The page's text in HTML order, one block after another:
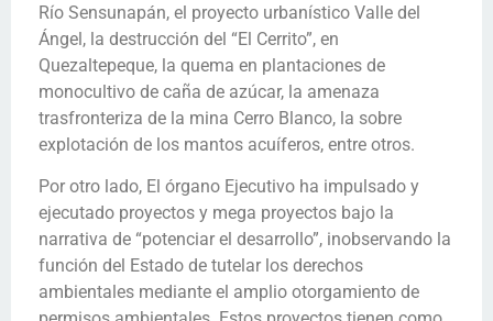
Río Sensunapán, el proyecto urbanístico Valle del
Ángel, la destrucción del “El Cerrito”, en
Quezaltepeque, la quema en plantaciones de
monocultivo de caña de azúcar, la amenaza
trasfronteriza de la mina Cerro Blanco, la sobre
explotación de los mantos acuíferos, entre otros.
Por otro lado, El órgano Ejecutivo ha impulsado y
ejecutado proyectos y mega proyectos bajo la
narrativa de “potenciar el desarrollo”, inobservando la
función del Estado de tutelar los derechos
ambientales mediante el amplio otorgamiento de